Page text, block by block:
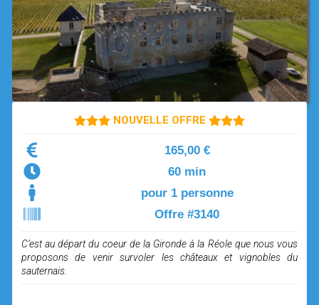
OPEN SUBMENU (SIMULATEUR)
SIMULATEUR
OPEN SUBMENU (DRÔNE)
DRÔNE
NOUVELLE OFFRE
165,00 €
60 min
pour 1 personne
Offre #3140
C’est au départ du coeur de la Gironde à la Réole que nous vous
proposons de venir survoler les châteaux et vignobles du
sauternais.